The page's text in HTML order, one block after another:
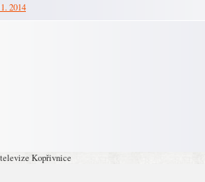
2014
Kopřivnice